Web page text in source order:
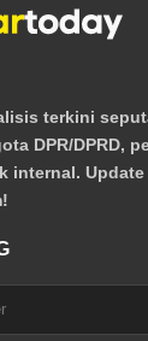
terkini
DPR/DPRD,
internal.